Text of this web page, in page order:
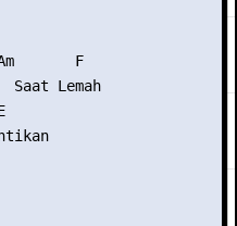
F
Saat Lemah